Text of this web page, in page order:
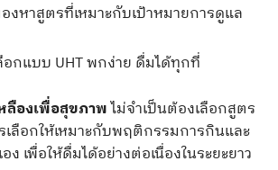
งหาสูตรที่เหมาะกับเป้าหมายการดูแล
อกแบบ UHT พกง่าย ดื่มได้ทุกที่
ลืองเพื่อสุขภาพไม่จำเป็นต้องเลือกสูตร
ลือกให้เหมาะกับพฤติกรรมการกินและ
ง เพื่อให้ดื่มได้อย่างต่อเนื่องในระยะยาว